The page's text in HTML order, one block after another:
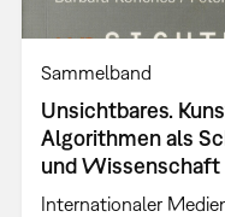
Sammelband
Unsichtbares.
Algorithmen als
und Wissenschaft
Internationaler